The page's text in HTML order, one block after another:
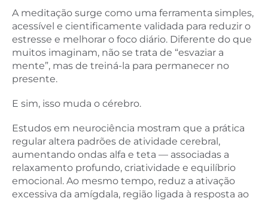
A meditação surge como uma ferramenta simples,
acessível e cientificamente validada para reduzir o
estresse e melhorar o foco diário. Diferente do que
muitos imaginam, não se trata de “esvaziar a
mente”, mas de treiná-la para permanecer no
presente.
E sim, isso muda o cérebro.
Estudos em neurociência mostram que a prática
regular altera padrões de atividade cerebral,
aumentando ondas alfa e teta — associadas a
relaxamento profundo, criatividade e equilíbrio
emocional. Ao mesmo tempo, reduz a ativação
excessiva da amígdala, região ligada à resposta ao